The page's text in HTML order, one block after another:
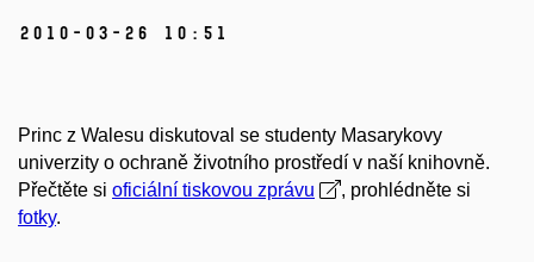
2010-03-26 10:51
Princ z Walesu diskutoval se studenty Masarykovy
univerzity o ochraně životního prostředí v naší knihovně.
Přečtěte si oficiální tiskovou zprávu
, prohlédněte si
fotky.